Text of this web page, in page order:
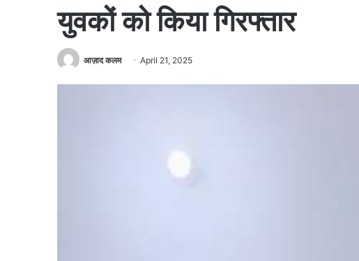
युवकों को किया गिरफ्तार
आज़ाद कलम April 21, 2025